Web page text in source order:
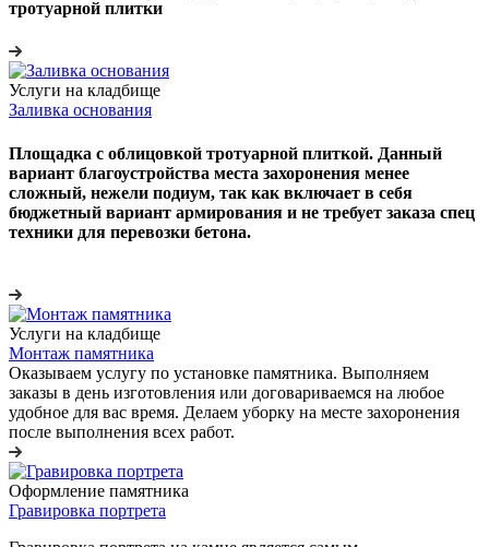
тротуарной плитки
Услуги на кладбище
Заливка основания
Площадка с облицовкой тротуарной плиткой. Данный
вариант благоустройства места захоронения менее
сложный, нежели подиум, так как включает в себя
бюджетный вариант армирования и не требует заказа спец
техники для перевозки бетона.
Услуги на кладбище
Монтаж памятника
Оказываем услугу по установке памятника. Выполняем
заказы в день изготовления или договариваемся на любое
удобное для вас время. Делаем уборку на месте захоронения
после выполнения всех работ.
Оформление памятника
Гравировка портрета